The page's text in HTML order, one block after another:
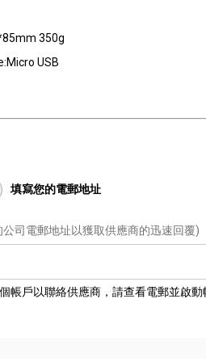
350g
USB
填寫您的電郵地址
司電郵地址以獲取供應商的迅速回覆)
帳戶以聯絡供應商，請查看電郵並啟動